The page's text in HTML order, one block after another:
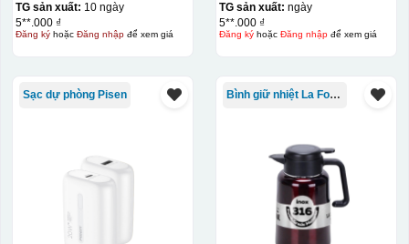
TG sản xuất: 10 ngày
5**.000 ₫
Đăng kýhoặc Đăng nhậpđể xem giá
TG sản xuất: ngày
5**.000 ₫
Đăng kýhoặc Đăng nhậpđể xem giá
Sạc dự phòng Pisen Bình giữ nhiệt La Fonte